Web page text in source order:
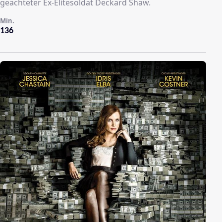
geächteter Ex-Elitesoldat Deckard Shaw.
136
Min.